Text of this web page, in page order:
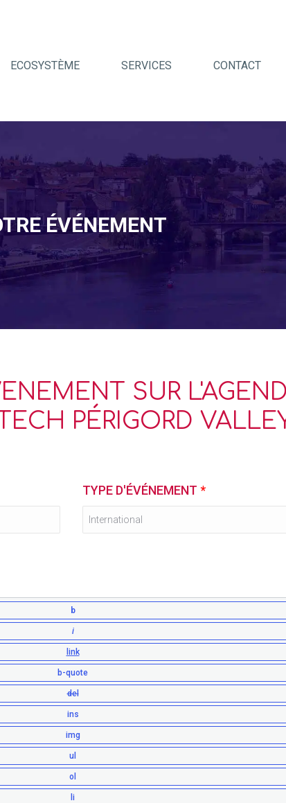
ECOSYSTÈME SERVICES CONTACT
ÉVÉNEMENT
SUR
PÉRIGORD
TYPE D'ÉVÉNEMENT *